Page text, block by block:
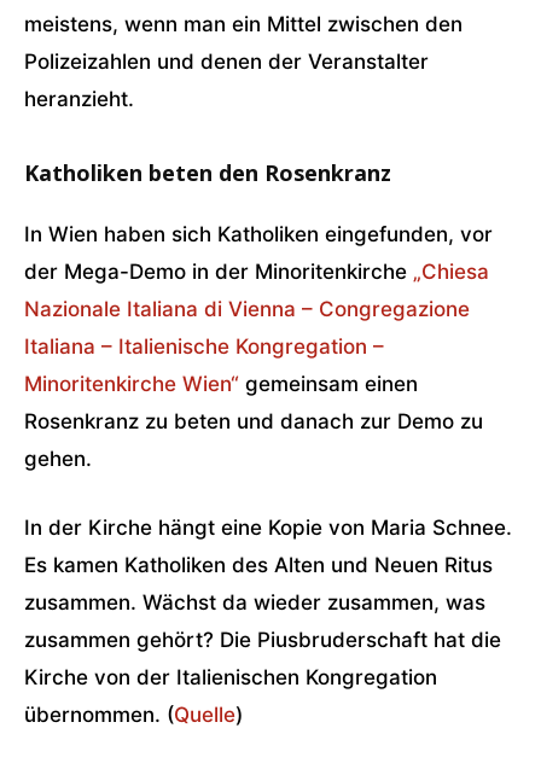
meistens, wenn man ein Mittel zwischen den
Polizeizahlen und denen der Veranstalter
heranzieht.
Katholiken beten den Rosenkranz
In Wien haben sich Katholiken eingefunden, vor
der Mega-Demo in der Minoritenkirche „Chiesa
Nazionale Italiana di Vienna – Congregazione
Italiana – Italienische Kongregation –
Minoritenkirche Wien“ gemeinsam einen
Rosenkranz zu beten und danach zur Demo zu
gehen.
In der Kirche hängt eine Kopie von Maria Schnee.
Es kamen Katholiken des Alten und Neuen Ritus
zusammen. Wächst da wieder zusammen, was
zusammen gehört? Die Piusbruderschaft hat die
Kirche von der Italienischen Kongregation
übernommen. (Quelle)